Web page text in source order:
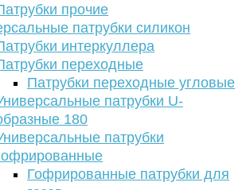
прочие
патрубки силикон
интеркуллера
переходные
Патрубки переходные угловые
патрубки U-
180
патрубки
Гофрированные патрубки для